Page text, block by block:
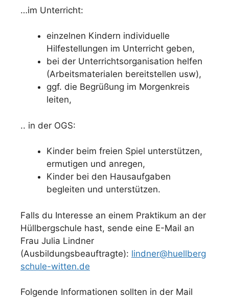
…im Unterricht:
einzelnen Kindern individuelle
Hilfestellungen im Unterricht geben,
bei der Unterrichtsorganisation helfen
(Arbeitsmaterialen bereitstellen usw),
ggf. die Begrüßung im Morgenkreis
leiten,
.. in der OGS:
Kinder beim freien Spiel unterstützen,
ermutigen und anregen,
Kinder bei den Hausaufgaben
begleiten und unterstützen.
Falls du Interesse an einem Praktikum an der
Hüllbergschule hast, sende eine E-Mail an
Frau Julia Lindner
(Ausbildungsbeauftragte): lindner@huellberg
schule-witten.de
Folgende Informationen sollten in der Mail